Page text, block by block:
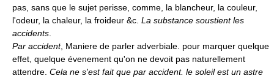
pas, sans que le sujet perisse, comme, la blancheur, la couleur,
l'odeur, la chaleur, la froideur &c. La substance soustient les
accidents
Par accident, Maniere de parler adverbiale. pour marquer quelque
effet, quelque évenement qu'on ne devoit pas naturellement
attendre. Cela ne s'est fait que par accident. le soleil est un astre